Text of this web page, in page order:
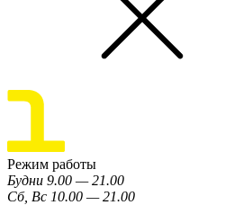
Режим работы
Будни 9.00 — 21.00
Сб, Вс 10.00 — 21.00